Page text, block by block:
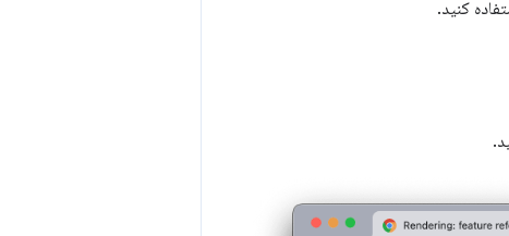
کنید.